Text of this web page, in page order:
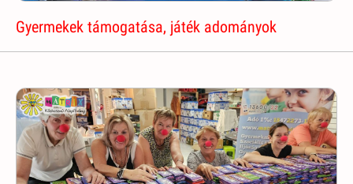
Gyermekek támogatása, játék adományok